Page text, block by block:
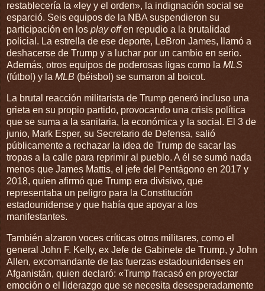
restablecería la «ley y el orden», la indignación social se
esparció. Seis equipos de la NBA suspendieron su
participación en los play offen repudio a la brutalidad
policial. La estrella de ese deporte, LeBron James, llamó a
deshacerse de Trump y a luchar por un cambio en serio.
Además, otros equipos de poderosas ligas como la MLS
(fútbol) y la MLB (béisbol) se sumaron al boicot.
La brutal reacción militarista de Trump generó incluso una
grieta en su propio partido, provocando una crisis política
que se suma a la sanitaria, la económica y la social. El 3 de
junio, Mark Esper, su Secretario de Defensa, salió
públicamente a rechazar la idea de Trump de sacar las
tropas a la calle para reprimir al pueblo. A él se sumó nada
menos que James Mattis, el jefe del Pentágono en 2017 y
2018, quien afirmó que Trump era divisivo, que
representaba un peligro para la Constitución
estadounidense y que había que apoyar a los
manifestantes.
También alzaron voces críticas otros militares, como el
general John F. Kelly, ex Jefe de Gabinete de Trump, y John
Allen, excomandante de las fuerzas estadounidenses en
Afganistán, quien declaró: «Trump fracasó en proyectar
emoción o el liderazgo que se necesita desesperadamente